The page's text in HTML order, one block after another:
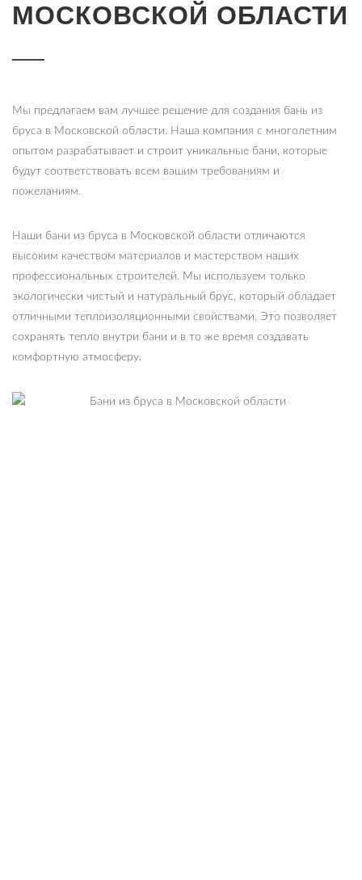
МОСКОВСКОЙ ОБЛАСТИ
Мы предлагаем вам лучшее решение для создания бань из
бруса в Московской области. Наша компания с многолетним
опытом разрабатывает и строит уникальные бани, которые
будут соответствовать всем вашим требованиям и
пожеланиям.
Наши бани из бруса в Московской области отличаются
высоким качеством материалов и мастерством наших
профессиональных строителей. Мы используем только
экологически чистый и натуральный брус, который обладает
отличными теплоизоляционными свойствами. Это позволяет
сохранять тепло внутри бани и в то же время создавать
комфортную атмосферу.